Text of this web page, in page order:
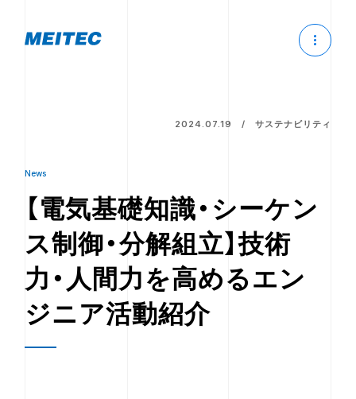
サステナビリティ
2024.07.19
News
【電気基礎知識・シーケン
ス制御・分解組立】技術
力・人間力を高めるエン
ジニア活動紹介